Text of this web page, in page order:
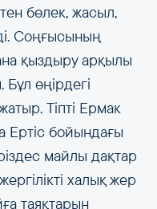
бөлек, жасыл,
Соңғысының
қыздыру арқылы
өңірдегі
Тіпті Ермак
Ертіс бойындағы
майлы дақтар
халық жер
таяқтарын